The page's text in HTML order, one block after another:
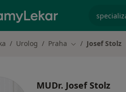
Urolog Praha Změna města
Josef Stolz
MUDr. Josef Stolz